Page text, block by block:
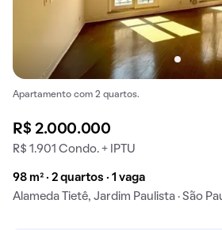
Apartamento com 2 quartos.
R$ 2.000.000
R$ 1.901 Condo. + IPTU
98 m² · 2 quartos · 1 vaga
Alameda Tietê, Jardim Paulista · São